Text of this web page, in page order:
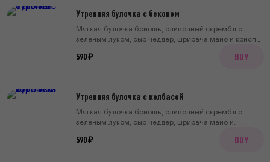
Утренняя булочка с беконом
Мягкая булочка бриошь, сливочный скрембл с
зеленым луком, сыр чеддер, шрирача майо и криспи
590 ₽ BUY
Утренняя булочка с колбасой
Мягкая булочка бриошь, сливочный скрембл с
зеленым луком, сыр чеддер, шрирача майо и
590 ₽ BUY